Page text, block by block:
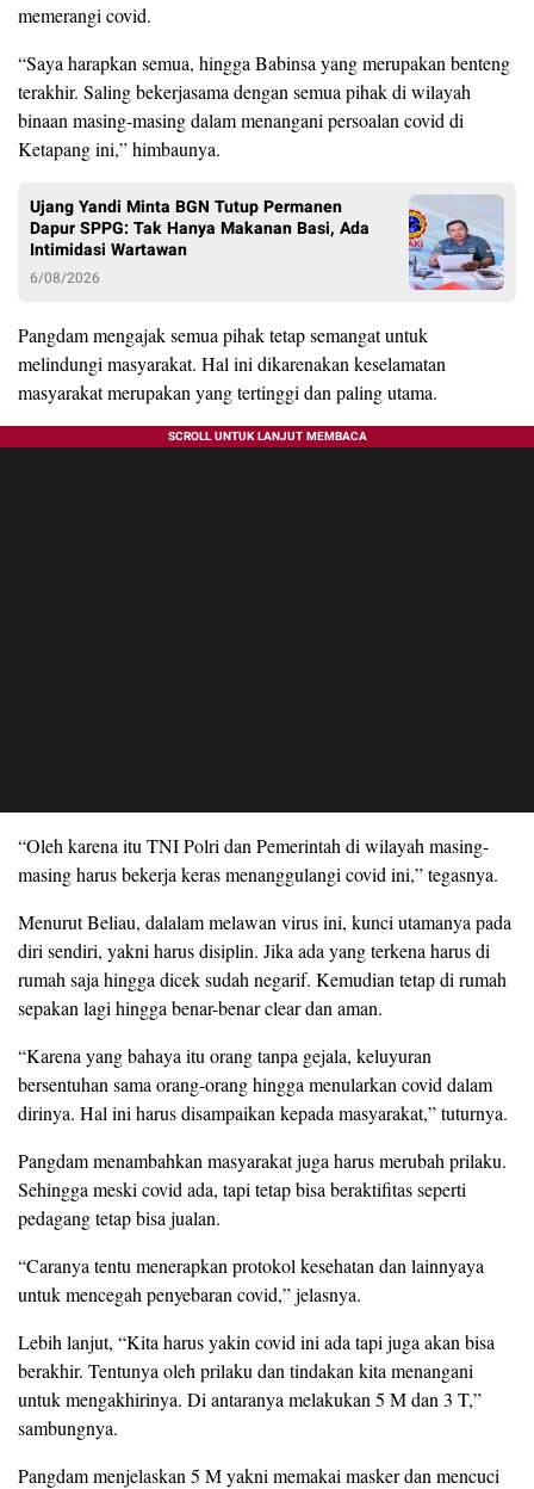
memerangi covid.
“Saya harapkan semua, hingga Babinsa yang merupakan benteng
terakhir. Saling bekerjasama dengan semua pihak di wilayah
binaan masing-masing dalam menangani persoalan covid di
Ketapang ini,” himbaunya.
Ujang Yandi Minta BGN Tutup Permanen
Dapur SPPG: Tak Hanya Makanan Basi, Ada
Intimidasi Wartawan
6/08/2026
Pangdam mengajak semua pihak tetap semangat untuk
melindungi masyarakat. Hal ini dikarenakan keselamatan
masyarakat merupakan yang tertinggi dan paling utama.
“Oleh karena itu TNI Polri dan Pemerintah di wilayah masing-
masing harus bekerja keras menanggulangi covid ini,” tegasnya.
Menurut Beliau, dalalam melawan virus ini, kunci utamanya pada
diri sendiri, yakni harus disiplin. Jika ada yang terkena harus di
rumah saja hingga dicek sudah negarif. Kemudian tetap di rumah
sepakan lagi hingga benar-benar clear dan aman.
“Karena yang bahaya itu orang tanpa gejala, keluyuran
bersentuhan sama orang-orang hingga menularkan covid dalam
dirinya. Hal ini harus disampaikan kepada masyarakat,” tuturnya.
Pangdam menambahkan masyarakat juga harus merubah prilaku.
Sehingga meski covid ada, tapi tetap bisa beraktifitas seperti
pedagang tetap bisa jualan.
“Caranya tentu menerapkan protokol kesehatan dan lainnyaya
untuk mencegah penyebaran covid,” jelasnya.
Lebih lanjut, “Kita harus yakin covid ini ada tapi juga akan bisa
berakhir. Tentunya oleh prilaku dan tindakan kita menangani
untuk mengakhirinya. Di antaranya melakukan 5 M dan 3 T,”
sambungnya.
Pangdam menjelaskan 5 M yakni memakai masker dan mencuci